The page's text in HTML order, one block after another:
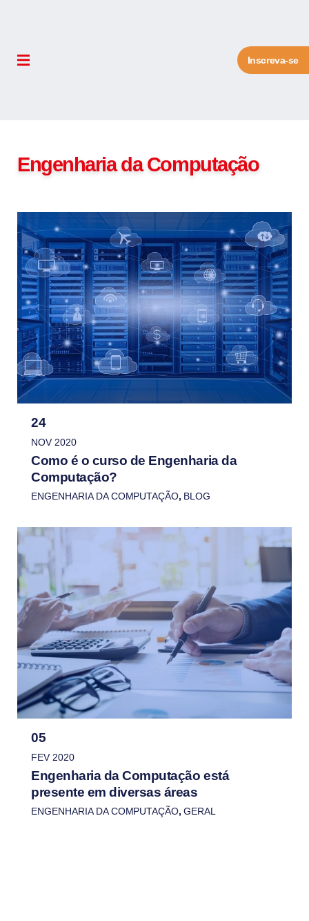
Inscreva-se
Engenharia da Computação
24
NOV 2020
Como é o curso de Engenharia da
Computação?
ENGENHARIA DA COMPUTAÇÃO, BLOG
05
FEV 2020
Engenharia da Computação está
presente em diversas áreas
ENGENHARIA DA COMPUTAÇÃO,GERAL